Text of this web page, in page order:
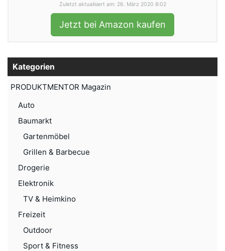
Zuletzt aktualisiert am: 26. März 2020 8:02
Jetzt bei Amazon kaufen
Kategorien
PRODUKTMENTOR Magazin
Auto
Baumarkt
Gartenmöbel
Grillen & Barbecue
Drogerie
Elektronik
TV & Heimkino
Freizeit
Outdoor
Sport & Fitness